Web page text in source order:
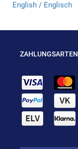
English / Englisch
ZAHLUNGSARTEN